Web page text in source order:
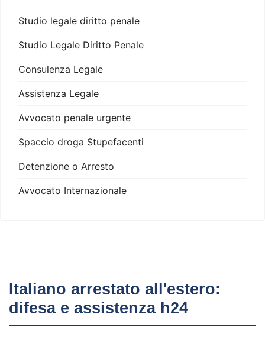
Studio legale diritto penale
Studio Legale Diritto Penale
Consulenza Legale
Assistenza Legale
Avvocato penale urgente
Spaccio droga Stupefacenti
Detenzione o Arresto
Avvocato Internazionale
Italiano arrestato all'estero:
difesa e assistenza h24